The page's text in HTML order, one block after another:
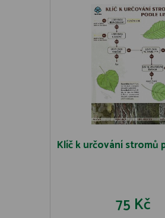
Klíč k určování stromů
75 Kč